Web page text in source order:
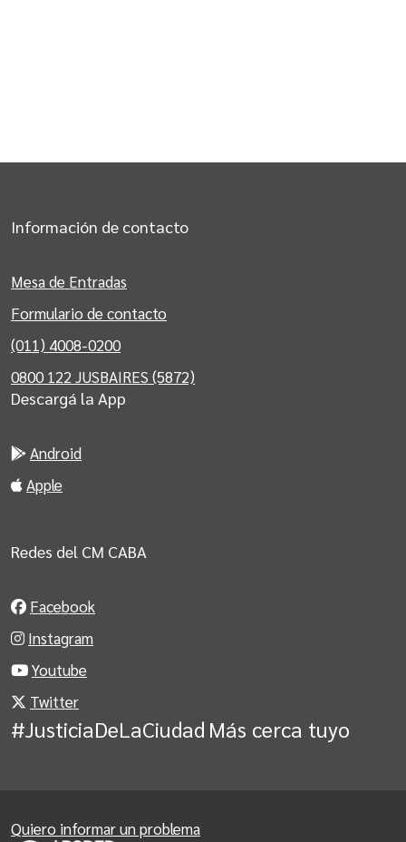
Información de contacto
Mesa de Entradas
Formulario de contacto
(011) 4008-0200
0800 122 JUSBAIRES (5872)
Descargá la App
Android
Apple
Redes del CM CABA
Facebook
Instagram
Youtube
Twitter
#JusticiaDeLaCiudad Más cerca tuyo
Quiero informar un problema